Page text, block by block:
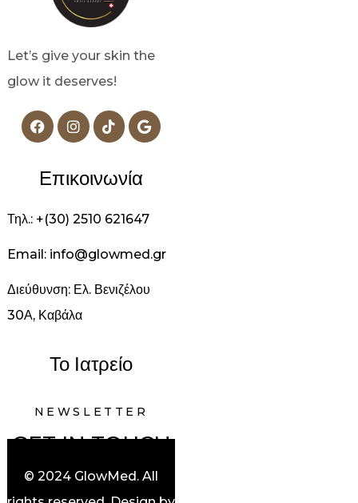
Let’s give your skin the
glow it deserves!
Επικοινωνία
Τηλ.: +(30) 2510 621647
Email: info@glowmed.gr
Διεύθυνση: Ελ. Βενιζέλου
30Α, Καβάλα
Το Ιατρείο
NEWSLETTER
GET IN TOUCH
© 2024 GlowMed. All